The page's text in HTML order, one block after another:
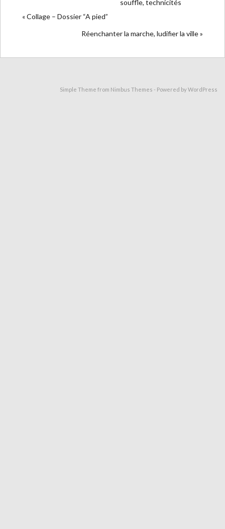
souffle, technicités
« Collage – Dossier “A pied”
Réenchanter la marche, ludifier la ville »
Simple Theme from Nimbus Themes - Powered byWordPress